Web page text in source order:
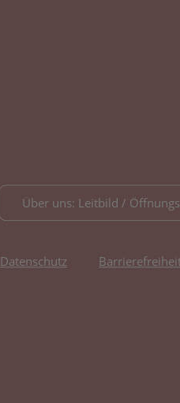
Über uns: Leitbild /
Datenschutz